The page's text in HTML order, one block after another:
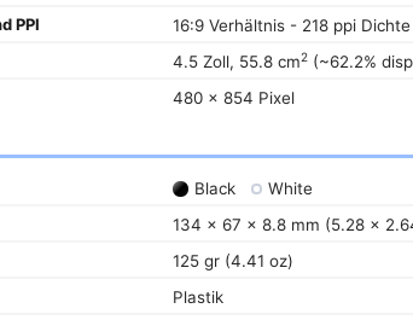
PPI
16:9 Verhältnis - 218 ppi Dichte
4.5 Zoll, 55.8 cm2(~62.2%
480 x 854 Pixel
Black
White
134 x 67 x 8.8 mm (5.28 x
125 gr (4.41 oz)
Plastik